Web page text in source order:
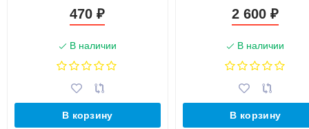
470₽
В наличии
В корзину
2 600₽
В наличии
В корзину